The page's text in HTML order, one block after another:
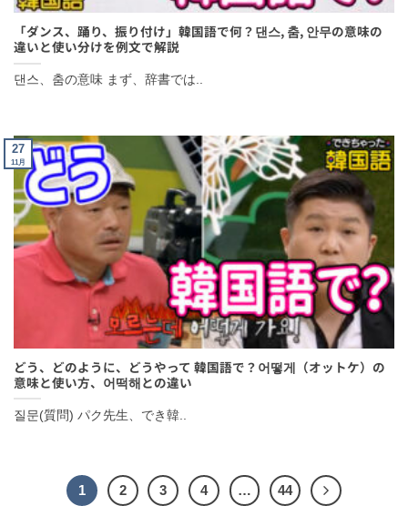
「ダンス、踊り、振り付け」韓国語で何？댄스, 춤, 안무の意味の
違いと使い分けを例文で解説
댄스、춤の意味 まず、辞書では..
どう、どのように、どうやって 韓国語で？어떻게（オットケ）の
意味と使い方、어떡해との違い
질문(質問) パク先生、でき韓..
27
11月
1 2 3 4 … 44